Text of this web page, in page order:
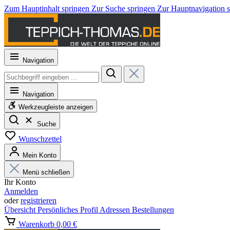
Zum Hauptinhalt springen Zur Suche springen Zur Hauptnavigation
Navigation
Navigation
Werkzeugleiste anzeigen
Suche
Wunschzettel
Mein Konto
Menü schließen
Ihr Konto
Anmelden
oderregistrieren
Übersicht Persönliches Profil Adressen Bestellungen
Warenkorb 0,00 €